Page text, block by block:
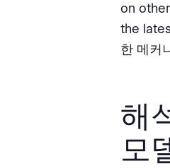
on
the
한 메커
해
모